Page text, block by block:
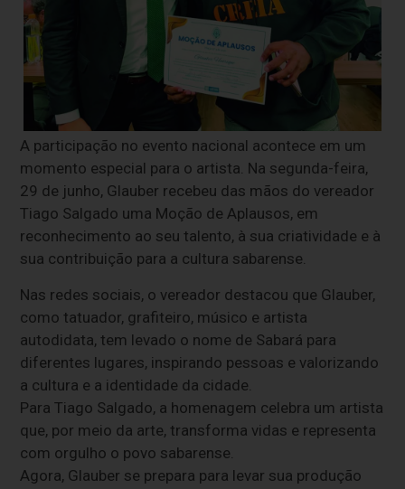
A participação no evento nacional acontece em um
momento especial para o artista. Na segunda-feira,
29 de junho, Glauber recebeu das mãos do vereador
Tiago Salgado uma Moção de Aplausos, em
reconhecimento ao seu talento, à sua criatividade e à
sua contribuição para a cultura sabarense.
Nas redes sociais, o vereador destacou que Glauber,
como tatuador, grafiteiro, músico e artista
autodidata, tem levado o nome de Sabará para
diferentes lugares, inspirando pessoas e valorizando
a cultura e a identidade da cidade.
Para Tiago Salgado, a homenagem celebra um artista
que, por meio da arte, transforma vidas e representa
com orgulho o povo sabarense.
Agora, Glauber se prepara para levar sua produção